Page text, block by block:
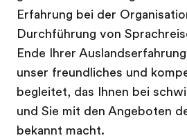
Erfahrung bei der
Durchführung von
Ende Ihrer
unser freundliches und
begleitet, das Ihnen bei
und Sie mit den Angeboten
bekannt macht.